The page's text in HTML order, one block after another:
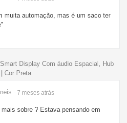
muita automação, mas é um saco ter
Display Com áudio Espacial, Hub
Cor Preta
- 7 meses atrás
sobre ? Estava pensando em